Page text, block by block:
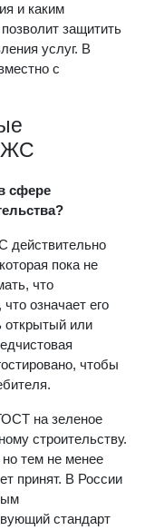
и каким
защитить
услуг. В
с
сфере
действительно
пока не
что
означает его
открытый или
чтобы
на зеленое
строительству.
тем не менее
принят. В России
стандарт